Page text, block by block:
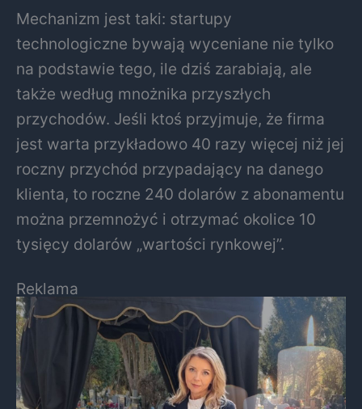
Mechanizm jest taki: startupy
technologiczne bywają wyceniane nie tylko
na podstawie tego, ile dziś zarabiają, ale
także według mnożnika przyszłych
przychodów. Jeśli ktoś przyjmuje, że firma
jest warta przykładowo 40 razy więcej niż jej
roczny przychód przypadający na danego
klienta, to roczne 240 dolarów z abonamentu
można przemnożyć i otrzymać okolice 10
tysięcy dolarów „wartości rynkowej”.
Reklama